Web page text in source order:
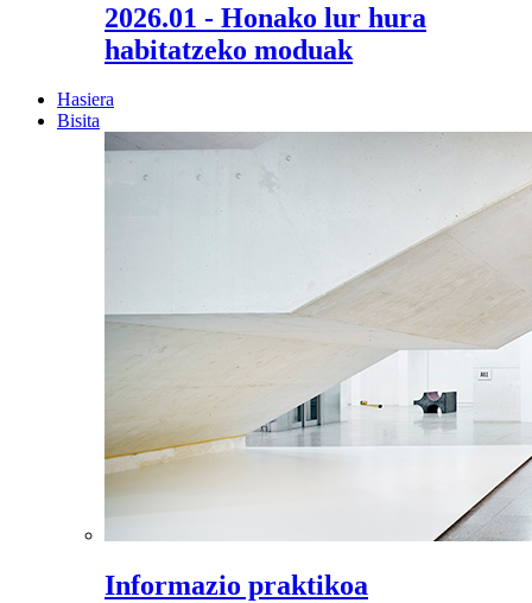
2026.01 - Honako lur hura
habitatzeko moduak
Hasiera
Bisita
Informazio praktikoa